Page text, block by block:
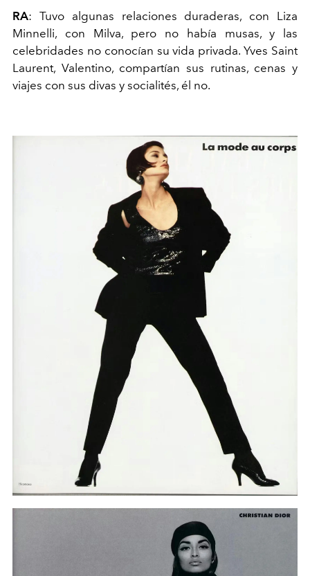
RA: Tuvo algunas relaciones duraderas, con Liza
Minnelli, con Milva, pero no había musas, y las
celebridades no conocían su vida privada. Yves Saint
Laurent, Valentino, compartían sus rutinas, cenas y
viajes con sus divas y socialités, él no.